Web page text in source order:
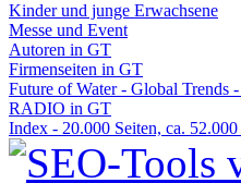
Kinder und junge Erwachsene
Messe und Event
Autoren in GT
Firmenseiten in GT
Future of Water - Global Trends
RADIO in GT
Index - 20.000 Seiten, ca.